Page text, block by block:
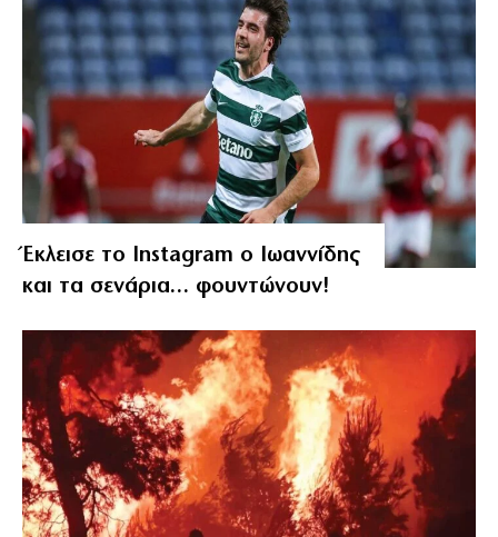
Έκλεισε το Instagram ο Ιωαννίδης
και τα σενάρια… φουντώνουν!